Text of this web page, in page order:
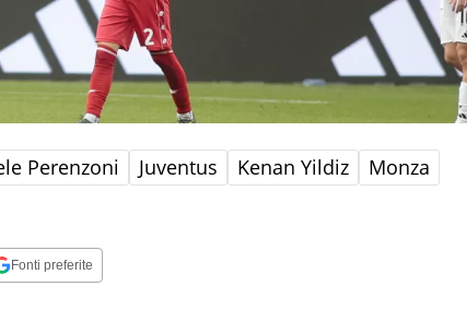
Perenzoni Juventus Kenan Yildiz
Monza
Fonti preferite